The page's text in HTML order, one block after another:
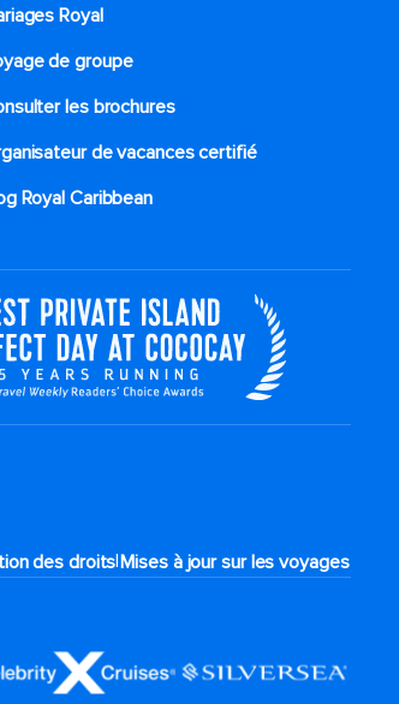
Royal
de groupe​
les brochures
de vacances certifié
Royal Caribbean
des droits|Mises à jour sur les voyages